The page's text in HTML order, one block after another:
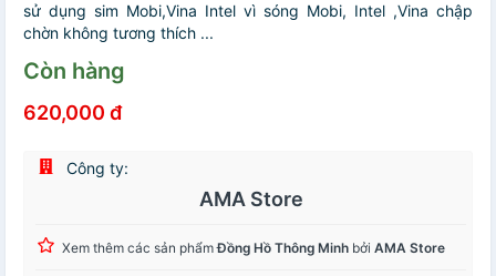
sử dụng sim Mobi,Vina Intel vì sóng Mobi, Intel ,Vina chập
chờn không tương thích ...
Còn hàng
620,000 đ
Công ty:
AMA Store
Xem thêm các sản phẩmĐồng Hồ Thông Minh bởi AMA Store